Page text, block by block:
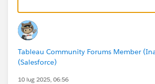
そのフィールドでフィルタを掛けます。
立した表計算（この場合は前年比）に影
ので、思ったとおりに表示されるだろう
Tableau Community Forums Member
(Salesforce)
10 lug 2025, 06:56